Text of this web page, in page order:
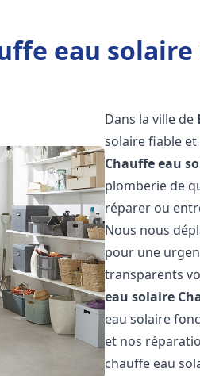
eau
Dans la ville de
solaire fiable
Chauffe eau
plomberie de
réparer ou
Nous nous
pour une
transparents
eau solaire
eau solaire
et nos
chauffe eau